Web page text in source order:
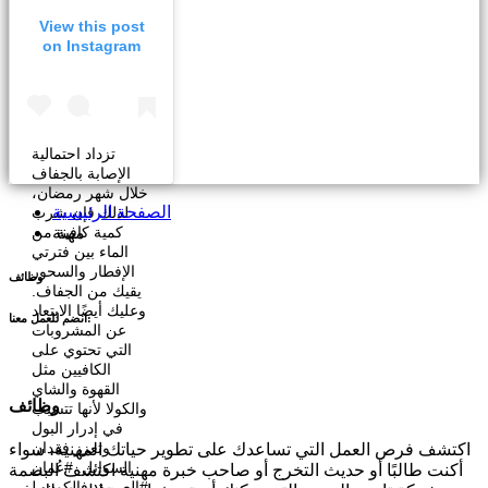
View this post
on Instagram
تزداد احتمالية
الإصابة بالجفاف
خلال شهر رمضان،
لذلك فإن شرب
كمية كافية من
الماء بين فترتي
الإفطار والسحور
يقيك من الجفاف.
وعليك أيضًا الابتعاد
عن المشروبات
التي تحتوي على
الكافيين مثل
القهوة والشاي
والكولا لأنها تتسبب
في إدرار البول
وتعزز فقدان
السوائل. #عُمان
مهنة
وظائف
انضم للعمل معنا:
وظائف
اكتشف فرص العمل التي تساعدك على تطوير حياتك المهنية، سواء
أكنت طالبًا أو حديث التخرج أو صاحب خبرة مهنية اكتشف البصمة